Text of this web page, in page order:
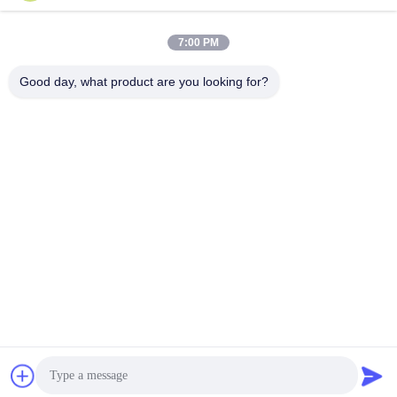
Быстрый контакт
Room7E, преграждают a, здание Binfen Shiji, дорогу
Enterprise Co.,ltd . Все права защищены.
7:00 PM
Good day, what product are you looking for?